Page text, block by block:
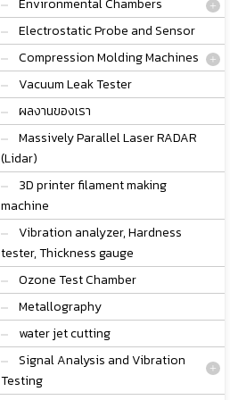
Environmental Chambers
Electrostatic Probe and Sensor
Compression Molding Machines
Vacuum Leak Tester
ผลงานของเรา
Massively Parallel Laser RADAR
(Lidar)
3D printer filament making
machine
Vibration analyzer, Hardness
tester, Thickness gauge
Ozone Test Chamber
Metallography
water jet cutting
Signal Analysis and Vibration
Testing